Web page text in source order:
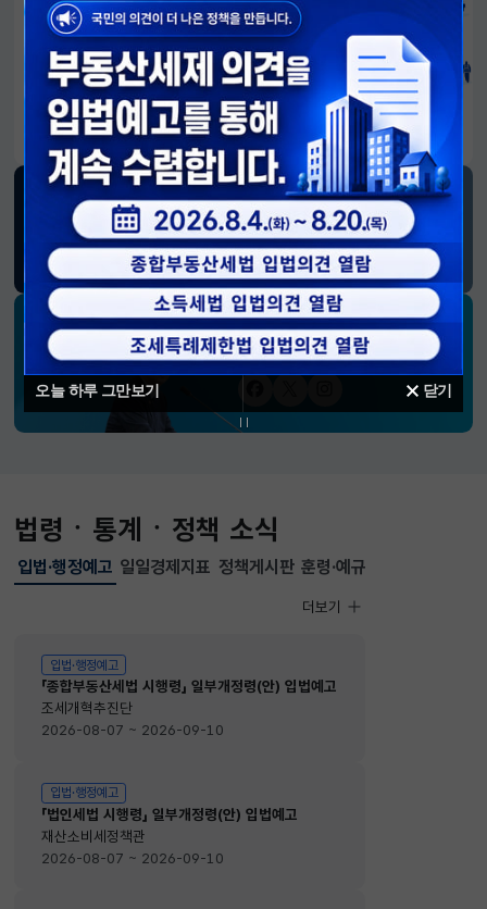
오늘 하루 그만보기 닫기
알림판
국민이 만든 대전환의 길-회복과 도약, 모두의 1년
재정경제부 SNS 소식
블로그페이스북트위터(X)유튜브인스타그램
소통하는 경제 리더 구윤철 장관의
SNS 채널
법령ㆍ통계ㆍ정책 소식
입법·행정예고
선택됨
입법·행정예고
입법·행정예고
「종합부동산세법 시행령」 일부개정령(안) 입법예고
조세개혁추진단
2026-08-07 ~ 2026-09-10
입법·행정예고
「법인세법 시행령」 일부개정령(안) 입법예고
재산소비세정책관
2026-08-07 ~ 2026-09-10
입법·행정예고
더보기
일일경제지표 정책게시판 훈령·예규